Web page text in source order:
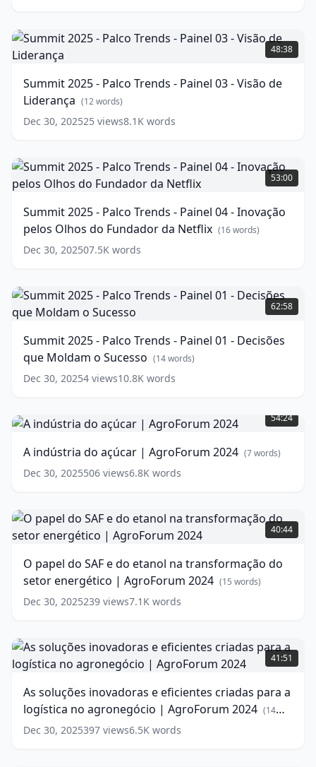
words)
Painel
2
-
Trajetória
de
words)
Summit
2025
-
Trends
Painel
03
Visão
de
Liderança ( 12
48:38
Summit 2025 - Palco Trends - Painel 03 - Visão de
Liderança (12words)
Dec 30, 202525 views8.1K words
Summit
2025
-
Trends
Painel
04
Inovação
pelos
Olhos
Fundador
da
words)
53:00
Summit 2025 - Palco Trends - Painel 04 - Inovação
pelos Olhos do Fundador da Netflix (16words)
Dec 30, 202507.5K words
Summit
2025
-
Trends
-
Painel
01
Decisões
que
o
Sucesso
(14
62:58
Summit 2025 - Palco Trends - Painel 01 - Decisões
que Moldam o Sucesso (14words)
Dec 30, 20254 views10.8K words
indústria
do
|
AgroForum
54:24
A indústria do açúcar | AgroForum 2024 (7words)
Dec 30, 2025506 views6.8K words
O
papel
do
e
do
etanol
na
do
setor
energético
AgroForum
2024 (15
40:44
O papel do SAF e do etanol na transformação do
setor energético | AgroForum 2024 (15 words)
Dec 30, 2025239 views7.1K words
As
soluções
inovadoras
eficientes
criadas
para
a
41:51
As soluções inovadoras e eficientes criadas para a
logística no agronegócio | AgroForum 2024 (14
words)
Dec 30, 2025397 views6.5K words